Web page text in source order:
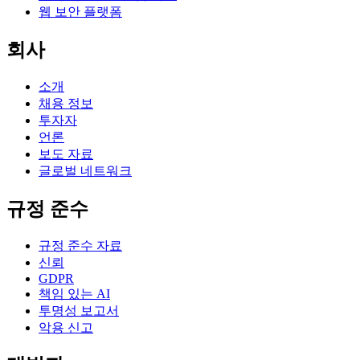
웹 보안 플랫폼
회사
소개
채용 정보
투자자
언론
보도 자료
글로벌 네트워크
규정 준수
규정 준수 자료
신뢰
GDPR
책임 있는 AI
투명성 보고서
악용 신고